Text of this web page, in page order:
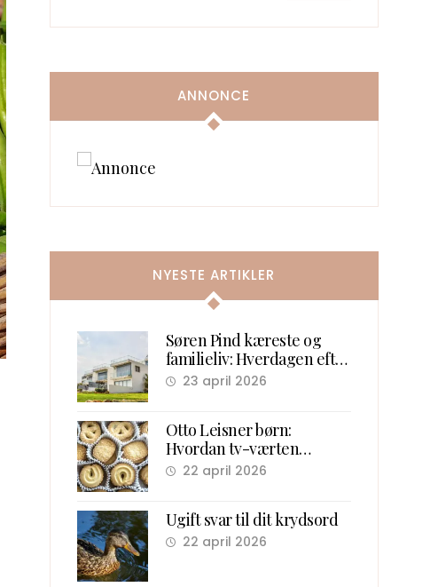
ANNONCE
NYESTE ARTIKLER
Søren Pind kæreste og
familieliv: Hverdagen efter
politik
23 april 2026
Otto Leisner børn:
Hvordan tv-værten
samlede danske børn
foran skærmen
22 april 2026
Ugift svar til dit krydsord
22 april 2026